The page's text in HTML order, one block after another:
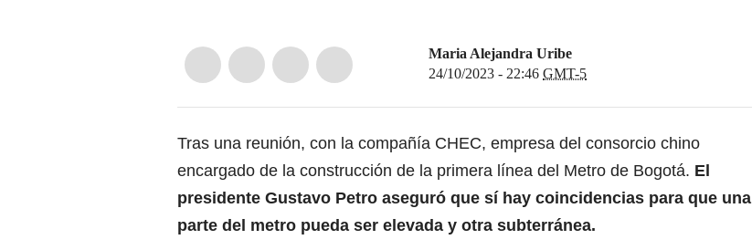
Maria Alejandra Uribe
24/10/2023 - 22:46 GMT-5
Tras una reunión, con la compañía CHEC, empresa del consorcio chino
encargado de la construcción de la primera línea del Metro de Bogotá. El
presidente Gustavo Petro aseguró que sí hay coincidencias para que una
parte del metro pueda ser elevada y otra subterránea.